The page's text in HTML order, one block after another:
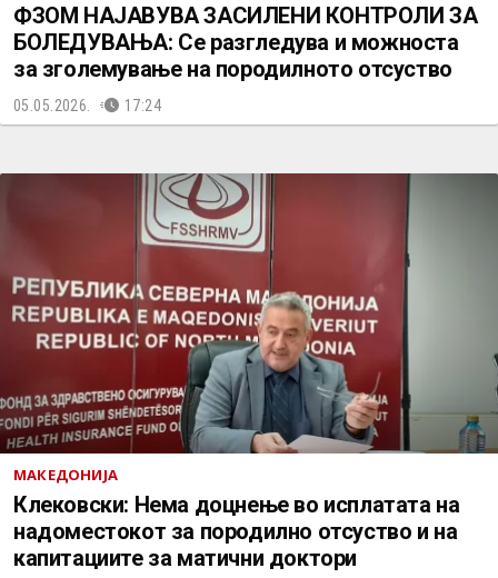
ФЗОМ НАЈАВУВА ЗАСИЛЕНИ КОНТРОЛИ ЗА
БОЛЕДУВАЊА: Се разгледува и можноста
за зголемување на породилното отсуство
05.05.2026. 17:24
МАКЕДОНИЈА
Клековски: Нема доцнење во исплатата на
надоместокот за породилно отсуство и на
капитациите за матични доктори